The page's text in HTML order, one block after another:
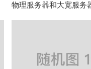
物理服务器和大宽服务